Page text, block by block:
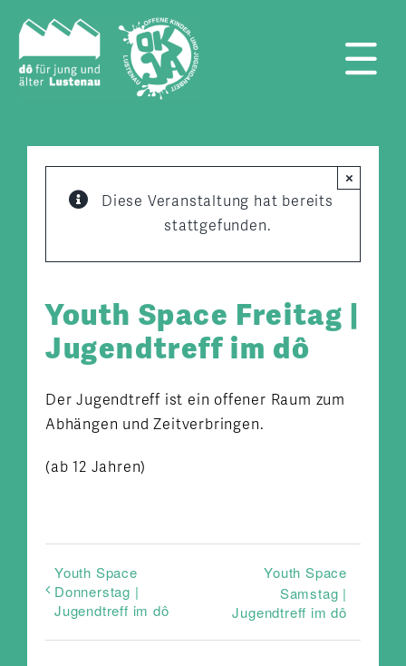
Inhalt
springen
Diese Veranstaltung hat bereits
stattgefunden.
×
Youth Space Freitag |
Jugendtreff im dô
Der Jugendtreff ist ein offener Raum zum
Abhängen und Zeitverbringen.
(ab 12 Jahren)
Youth Space
Donnerstag |
Jugendtreff im dô
Youth Space
Samstag |
Jugendtreff im dô